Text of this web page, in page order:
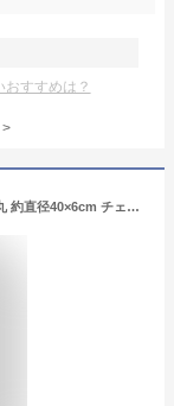
すすめは？
>
クッション もっちり セアテ MO-RU(モール) 丸 約直径40×6cm チェアクッション もちもち 尻 負担軽減 背あて 枕 姿勢サポート リモート 癒し 長時間 車 読書 年中 IK